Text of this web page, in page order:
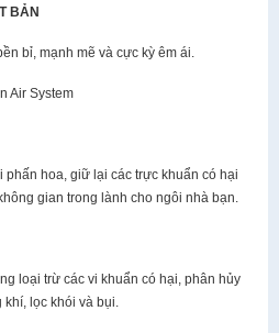
BẢN
bỉ, mạnh mẽ và cực kỳ êm ái.
Air System
phấn hoa, giữ lại các trực khuẩn có hại
gian trong lành cho ngôi nhà bạn.
loại trừ các vi khuẩn có hại, phân hủy
lọc khói và bụi.